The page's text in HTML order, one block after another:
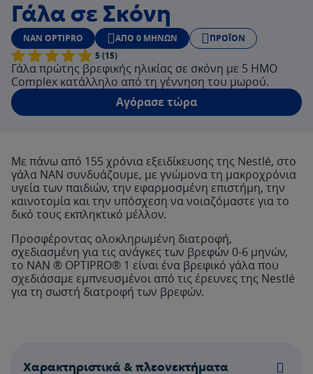
Γάλα σε Σκόνη
NAN OPTIPRO ΑΠΌ 0 ΜΗΝΏΝ
ΠΡΟΪΌΝ
5 (15)
Γάλα πρώτης βρεφικής ηλικίας σε σκόνη με 5 ΗΜΟ
Complex κατάλληλο από τη γέννηση του μωρού.
Αγόρασε τώρα
Με πάνω από 155 χρόνια εξειδίκευσης της Nestlé, στο
γάλα ΝΑΝ συνδυάζουμε, με γνώμονα τη μακροχρόνια
υγεία των παιδιών, την εφαρμοσμένη επιστήμη, την
καινοτομία και την υπόσχεση να νοιαζόμαστε για το
δικό τους εκπληκτικό μέλλον.
Προσφέροντας ολοκληρωμένη διατροφή,
σχεδιασμένη για τις ανάγκες των βρεφών 0-6 μηνών,
το NAN ® OPTIPRO® 1 είναι ένα βρεφικό γάλα που
σχεδιάσαμε εμπνευσμένοι από τις έρευνες της Nestlé
για τη σωστή διατροφή των βρεφών.
Χαρακτηριστικά & πλεονεκτήματα